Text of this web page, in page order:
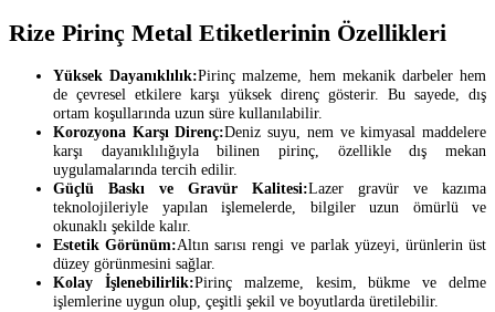
Rize Pirinç Metal Etiketlerinin Özellikleri
Yüksek Dayanıklılık:Pirinç malzeme, hem mekanik darbeler hem
de çevresel etkilere karşı yüksek direnç gösterir. Bu sayede, dış
ortam koşullarında uzun süre kullanılabilir.
Korozyona Karşı Direnç:Deniz suyu, nem ve kimyasal maddelere
karşı dayanıklılığıyla bilinen pirinç, özellikle dış mekan
uygulamalarında tercih edilir.
Güçlü Baskı ve Gravür Kalitesi:Lazer gravür ve kazıma
teknolojileriyle yapılan işlemelerde, bilgiler uzun ömürlü ve
okunaklı şekilde kalır.
Estetik Görünüm:Altın sarısı rengi ve parlak yüzeyi, ürünlerin üst
düzey görünmesini sağlar.
Kolay İşlenebilirlik:Pirinç malzeme, kesim, bükme ve delme
işlemlerine uygun olup, çeşitli şekil ve boyutlarda üretilebilir.